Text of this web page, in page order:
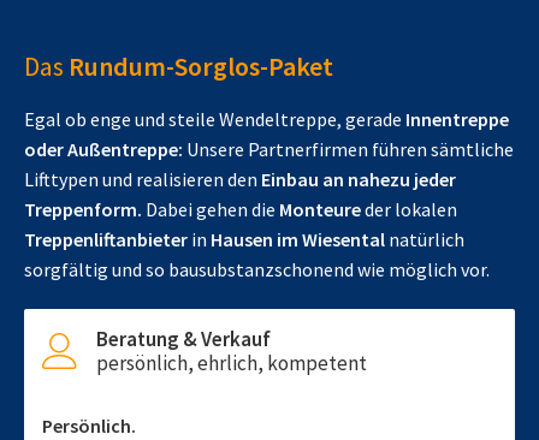
Das Rundum-Sorglos-Paket
Egal ob enge und steile Wendeltreppe, gerade Innentreppe
oder Außentreppe: Unsere Partnerfirmen führen sämtliche
Lifttypen und realisieren den Einbau an nahezu jeder
Treppenform. Dabei gehen die Monteureder lokalen
Treppenliftanbieter in Hausen im Wiesental natürlich
sorgfältig und so bausubstanzschonend wie möglich vor.
Beratung & Verkauf
persönlich, ehrlich, kompetent
Persönlich.